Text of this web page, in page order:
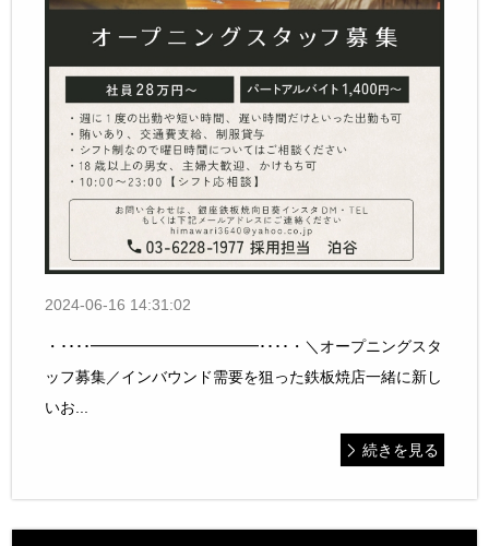
2024-06-16 14:31:02
・････━━━━━━━━━━━････・＼オープニングスタ
ッフ募集／インバウンド需要を狙った鉄板焼店一緒に新し
いお...
続きを見る